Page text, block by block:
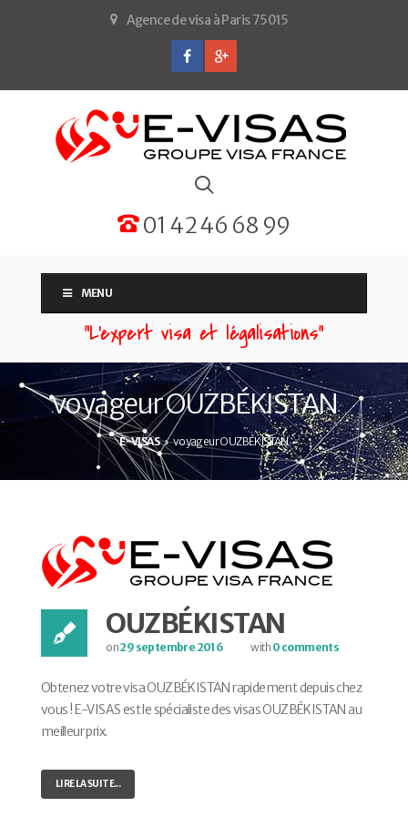
Agence de visa à Paris 75015
01 42 46 68 99
MENU
“L'expert visa et légalisations”
voyageur OUZBÉKISTAN
E-VISAS voyageur OUZBÉKISTAN
OUZBÉKISTAN
on29 septembre 2016 with 0 comments
Obtenez votre visa OUZBÉKISTAN rapidement depuis chez
vous ! E-VISAS est le spécialiste des visas OUZBÉKISTAN au
meilleur prix.
LIRE LA SUITE...